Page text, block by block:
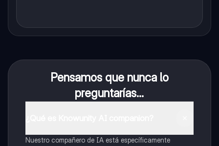
Pensamos que nunca lo
preguntarías...
Nuestro compañero de IA está específicamente